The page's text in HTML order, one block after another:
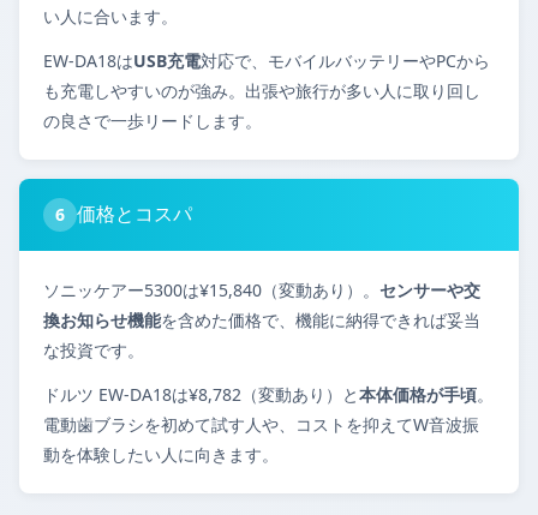
い人に合います。
EW-DA18はUSB充電対応で、モバイルバッテリーやPCから
も充電しやすいのが強み。出張や旅行が多い人に取り回し
の良さで一歩リードします。
6 価格とコスパ
ソニッケアー5300は¥15,840（変動あり）。 センサーや交
換お知らせ機能を含めた価格で、機能に納得できれば妥当
な投資です。
ドルツ EW-DA18は¥8,782（変動あり）と本体価格が手頃。
電動歯ブラシを初めて試す人や、コストを抑えてW音波振
動を体験したい人に向きます。